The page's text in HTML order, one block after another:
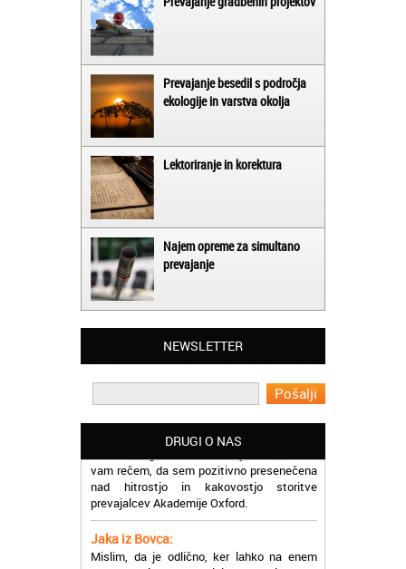
Prevajanje besedil s področja
ekologije in varstva okolja
Lektoriranje in korektura
Najem opreme za simultano
prevajanje
NEWSLETTER
DRUGI O NAS
Matjaž iz Ajdovščine:
Lahko pohvalim vse zaposlene v Akademiji
Oxford, ker so resnično profesionalni in
prevajalske storitve opravljajo hitro in
učinkoviti.
vam rečem, da sem pozitivno presenečena
nad hitrostjo in kakovostjo storitve
prevajalcev Akademije Oxford.
Jaka iz Bovca:
Mislim, da je odlično, ker lahko na enem
mestu najdem prevajalske storitve za